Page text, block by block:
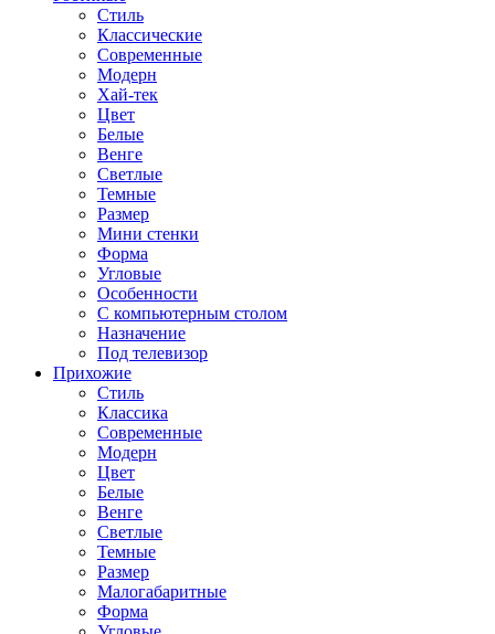
Стиль
Классические
Современные
Модерн
Хай-тек
Цвет
Белые
Венге
Светлые
Темные
Размер
Мини стенки
Форма
Угловые
Особенности
С компьютерным столом
Назначение
Под телевизор
Прихожие
Стиль
Классика
Современные
Модерн
Цвет
Белые
Венге
Светлые
Темные
Размер
Малогабаритные
Форма